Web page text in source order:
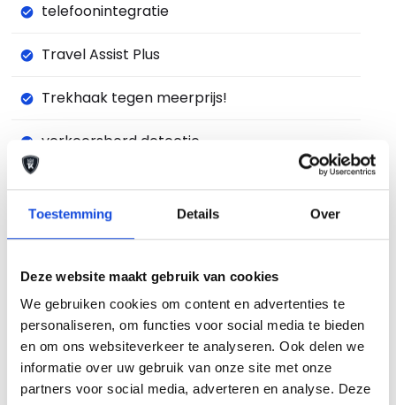
Toestemming Details Over
Deze website maakt gebruik van cookies
We gebruiken cookies om content en advertenties te
personaliseren, om functies voor social media te bieden
en om ons websiteverkeer te analyseren. Ook delen we
informatie over uw gebruik van onze site met onze
partners voor social media, adverteren en analyse. Deze
telefoonintegratie
Travel Assist Plus
Trekhaak tegen meerprijs!
verkeersbord detectie
vermoeidheids herkenning
verwarmde voorruit
volledig digitaal instrumentenpaneel
voorstoelen in hoogte verstelbaar
warmtewerende voorruit